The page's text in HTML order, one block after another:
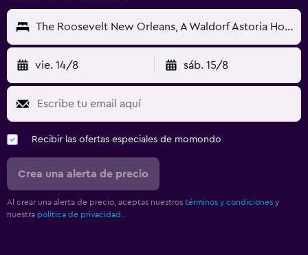
The Roosevelt New Orleans, A Waldorf Astoria Hotel
vie. 14/8 sáb. 15/8
Recibir las ofertas especiales de momondo
Crea una alerta de precio
Al crear una alerta de precio, aceptas nuestros términos y condiciones y
nuestra política de privacidad.